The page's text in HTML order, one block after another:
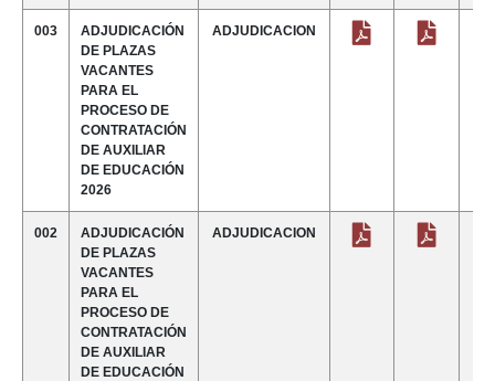
003
ADJUDICACIÓN
DE PLAZAS
VACANTES
PARA EL
PROCESO DE
CONTRATACIÓN
DE AUXILIAR
DE EDUCACIÓN
2026
ADJUDICACION
002
ADJUDICACIÓN
DE PLAZAS
VACANTES
PARA EL
PROCESO DE
CONTRATACIÓN
DE AUXILIAR
DE EDUCACIÓN
ADJUDICACION